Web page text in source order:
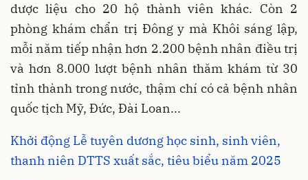
dược liệu cho 20 hộ thành viên khác. Còn 2
phòng khám chẩn trị Đông y mà Khôi sáng lập,
mỗi năm tiếp nhận hơn 2.200 bệnh nhân điều trị
và hơn 8.000 lượt bệnh nhân thăm khám từ 30
tỉnh thành trong nước, thậm chí có cả bệnh nhân
quốc tịch Mỹ, Đức, Đài Loan...
Khởi động Lễ tuyên dương học sinh, sinh viên,
thanh niên DTTS xuất sắc, tiêu biểu năm 2025